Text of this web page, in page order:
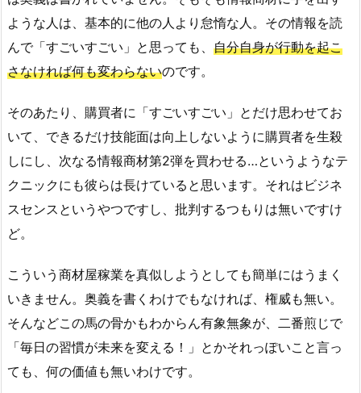
ような人は、基本的に他の人より怠惰な人。その情報を読
んで「すごいすごい」と思っても、 自分自身が行動を起こ
さなければ何も変わらないのです。
そのあたり、購買者に「すごいすごい」とだけ思わせてお
いて、できるだけ技能面は向上しないように購買者を生殺
しにし、次なる情報商材第2弾を買わせる…というようなテ
クニックにも彼らは長けていると思います。それはビジネ
スセンスというやつですし、批判するつもりは無いですけ
ど。
こういう商材屋稼業を真似しようとしても簡単にはうまく
いきません。奥義を書くわけでもなければ、権威も無い。
そんなどこの馬の骨かもわからん有象無象が、二番煎じで
「毎日の習慣が未来を変える！」とかそれっぽいこと言っ
ても、何の価値も無いわけです。